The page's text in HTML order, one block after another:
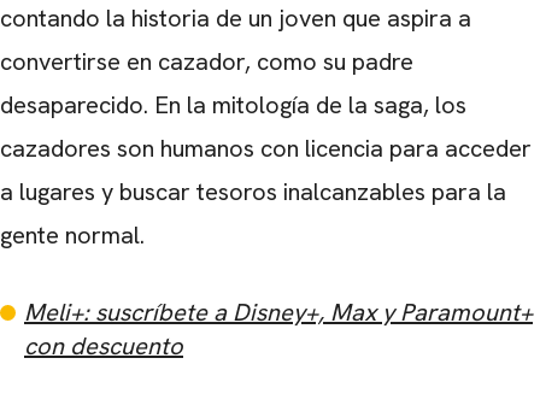
contando la historia de un joven que aspira a
convertirse en cazador, como su padre
desaparecido. En la mitología de la saga, los
cazadores son humanos con licencia para acceder
a lugares y buscar tesoros inalcanzables para la
gente normal.
Meli+: suscríbete a Disney+, Max y Paramount+
con descuento